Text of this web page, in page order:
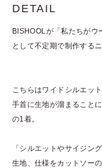
DETAIL
BISHOOLが「私たちがウ
として不定期で制作するニ
こちらはワイドシルエッ
手首に生地が溜まること
の1着。
「シルエットやサイジン
生地、仕様をカットソー